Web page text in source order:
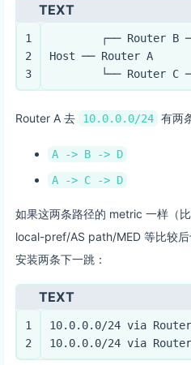
TEXT
1
2
3
┌── Router B
Host ── Router A
└── Router C
Router A 去 10.0.0.0/24 有两
A -> B -> D
A -> C -> D
如果这两条路径的 metric 一样（
local-pref/AS path/MED 等比较
安装两条下一跳：
TEXT
1
2
10.0.0.0/24 via
10.0.0.0/24 via